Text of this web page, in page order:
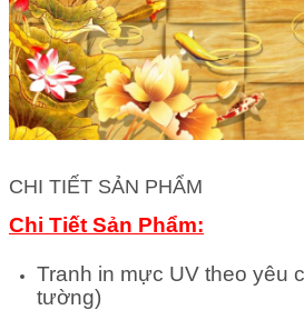
CHI TIẾT SẢN PHẨM
Chi Tiết Sản Phẩm:
Tranh in mực UV theo yêu
tường)